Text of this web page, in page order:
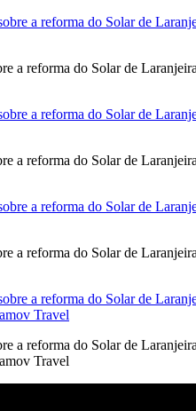
a reforma do Solar de
a reforma do Solar de
a reforma do Solar de
a reforma do Solar de
Travel